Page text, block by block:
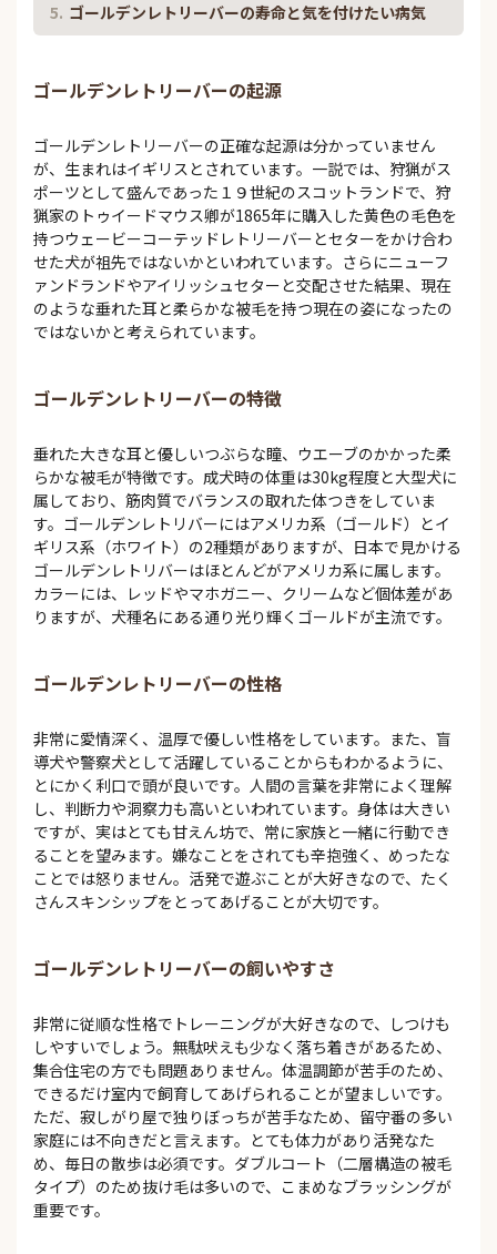
ゴールデンレトリーバーの寿命と気を付けたい病気
ゴールデンレトリーバーの起源
ゴールデンレトリーバーの正確な起源は分かっていません
が、生まれはイギリスとされています。一説では、狩猟がス
ポーツとして盛んであった１９世紀のスコットランドで、狩
猟家のトゥイードマウス卿が1865年に購入した黄色の毛色を
持つウェービーコーテッドレトリーバーとセターをかけ合わ
せた犬が祖先ではないかといわれています。さらにニューフ
ァンドランドやアイリッシュセターと交配させた結果、現在
のような垂れた耳と柔らかな被毛を持つ現在の姿になったの
ではないかと考えられています。
ゴールデンレトリーバーの特徴
垂れた大きな耳と優しいつぶらな瞳、ウエーブのかかった柔
らかな被毛が特徴です。成犬時の体重は30kg程度と大型犬に
属しており、筋肉質でバランスの取れた体つきをしていま
す。ゴールデンレトリバーにはアメリカ系（ゴールド）とイ
ギリス系（ホワイト）の2種類がありますが、日本で見かける
ゴールデンレトリバーはほとんどがアメリカ系に属します。
カラーには、レッドやマホガニー、クリームなど個体差があ
りますが、犬種名にある通り光り輝くゴールドが主流です。
ゴールデンレトリーバーの性格
非常に愛情深く、温厚で優しい性格をしています。また、盲
導犬や警察犬として活躍していることからもわかるように、
とにかく利口で頭が良いです。人間の言葉を非常によく理解
し、判断力や洞察力も高いといわれています。身体は大きい
ですが、実はとても甘えん坊で、常に家族と一緒に行動でき
ることを望みます。嫌なことをされても辛抱強く、めったな
ことでは怒りません。活発で遊ぶことが大好きなので、たく
さんスキンシップをとってあげることが大切です。
ゴールデンレトリーバーの飼いやすさ
非常に従順な性格でトレーニングが大好きなので、しつけも
しやすいでしょう。無駄吠えも少なく落ち着きがあるため、
集合住宅の方でも問題ありません。体温調節が苦手のため、
できるだけ室内で飼育してあげられることが望ましいです。
ただ、寂しがり屋で独りぼっちが苦手なため、留守番の多い
家庭には不向きだと言えます。とても体力があり活発なた
め、毎日の散歩は必須です。ダブルコート（二層構造の被毛
タイプ）のため抜け毛は多いので、こまめなブラッシングが
重要です。